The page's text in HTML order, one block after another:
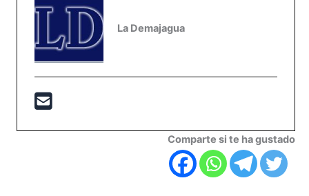
La Demajagua
Comparte si te ha gustado